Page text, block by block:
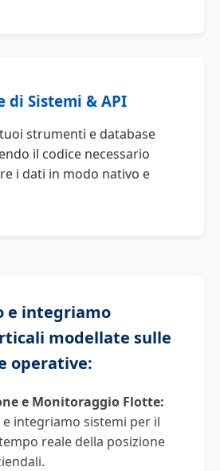
di Sistemi & API
strumenti e database
il codice necessario
i dati in modo nativo e
e integriamo
modellate sulle
operative:
e Monitoraggio Flotte:
integriamo sistemi per il
reale della posizione